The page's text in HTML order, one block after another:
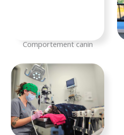
Comportement canin